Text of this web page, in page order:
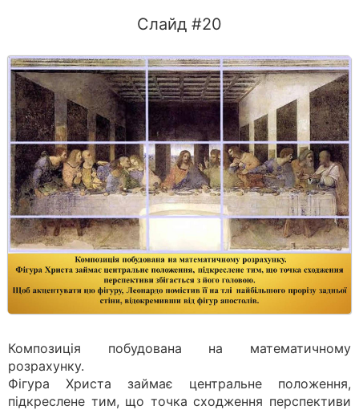
Слайд #20
Композиція побудована на математичному
розрахунку.
Фігура Христа займає центральне положення,
підкреслене тим, що точка сходження перспективи